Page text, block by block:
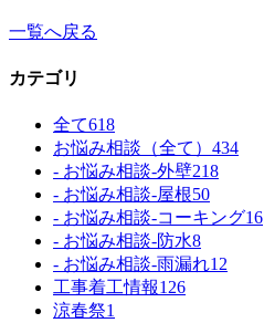
一覧へ戻る
カテゴリ
全て618
お悩み相談（全て） 434
- お悩み相談-外壁218
- お悩み相談-屋根50
- お悩み相談-コーキング16
- お悩み相談-防水8
- お悩み相談-雨漏れ12
工事着工情報126
涼春祭1